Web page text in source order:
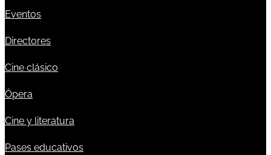
Eventos
Directores
Cine clásico
Ópera
Cine y literatura
Pases educativos